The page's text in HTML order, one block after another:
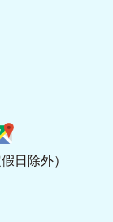
日除外）